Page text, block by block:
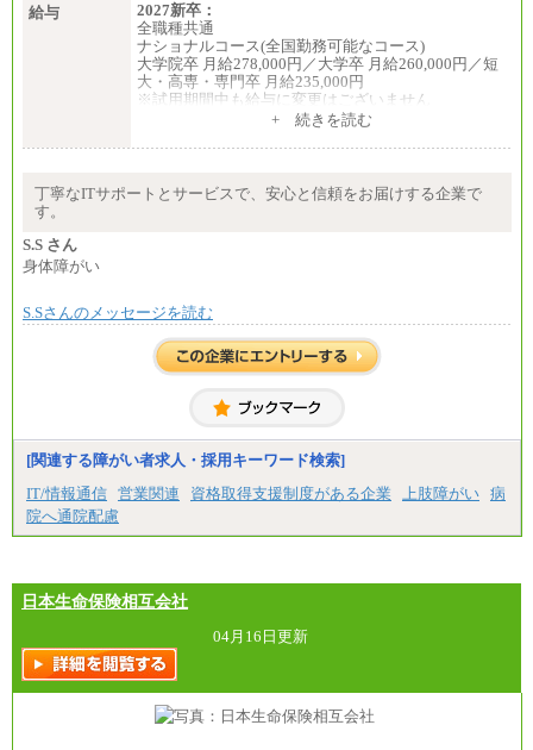
給与
2027新卒：
全職種共通
ナショナルコース(全国勤務可能なコース)
大学院卒 月給278,000円／大学卒 月給260,000円／短
大・高専・専門卒 月給235,000円
※試用期間中も給与に変更はございません
大学院卒 月給264,000円／大学卒 月給250,000円／短
※試用期間中も給与に変更はございません
中途：
+ 続きを読む
丁寧なITサポートとサービスで、安心と信頼をお届けする企業で
す。
S.S さん
身体障がい
S.Sさんのメッセージを読む
[関連する障がい者求人・採用キーワード検索]
IT/情報通信 営業関連 資格取得支援制度がある企業 上肢障がい 病
院へ通院配慮
日本生命保険相互会社
04月16日更新